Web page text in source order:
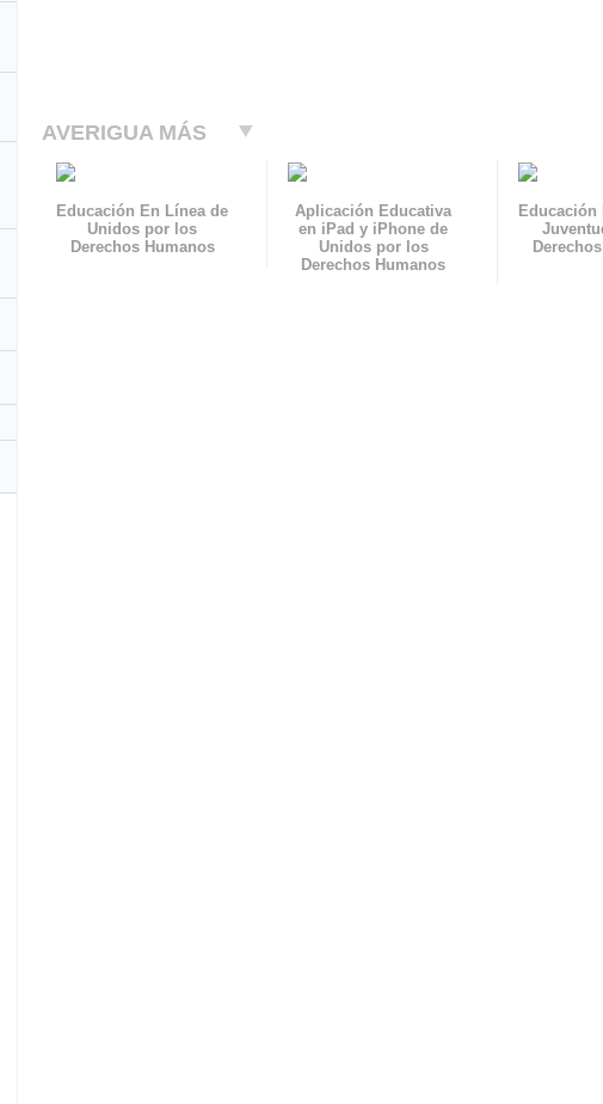
AVERIGUA MÁS
Educación En Línea de
Unidos por los
Derechos Humanos
Aplicación Educativa
en iPad y iPhone de
Unidos por los
Derechos Humanos
Educación